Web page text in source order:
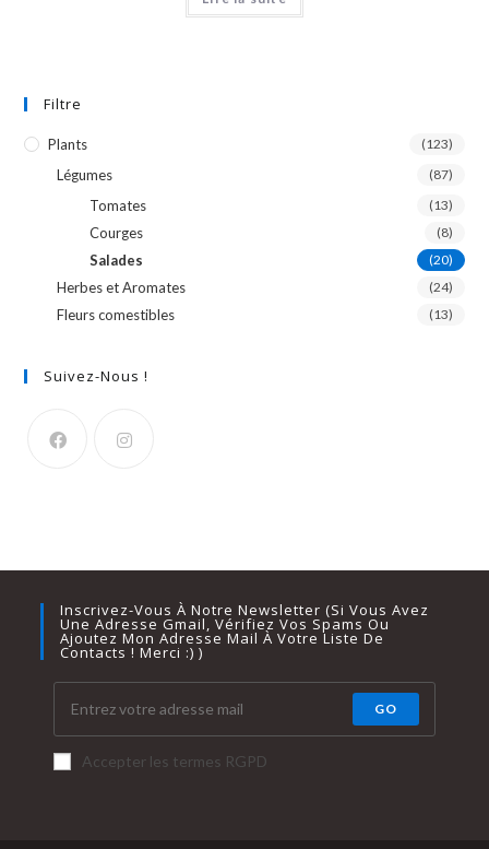
Filtre
Plants (123)
Légumes (87)
Tomates (13)
Courges (8)
Salades (20)
Herbes et Aromates (24)
Fleurs comestibles (13)
Suivez-Nous !
Inscrivez-Vous À Notre Newsletter (si Vous Avez
Une Adresse Gmail, Vérifiez Vos Spams Ou
Ajoutez Mon Adresse Mail À Votre Liste De
Contacts ! Merci :) )
GO
Accepter les termes RGPD